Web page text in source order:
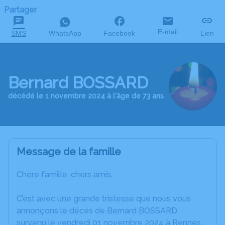
Partager
SMS WhatsApp Facebook E-mail Lien
Bernard BOSSARD
décédé le 1 novembre 2024 à l'âge de 73 ans
Message de la famille
Chère famille, chers amis,
C’est avec une grande tristesse que nous vous
annonçons le décès de Bernard BOSSARD
survenu le vendredi 01 novembre 2024 à Rennes.